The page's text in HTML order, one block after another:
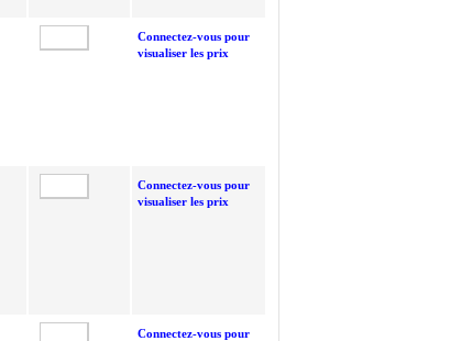
Connectez-vous pour
visualiser les prix
Connectez-vous pour
visualiser les prix
Connectez-vous pour